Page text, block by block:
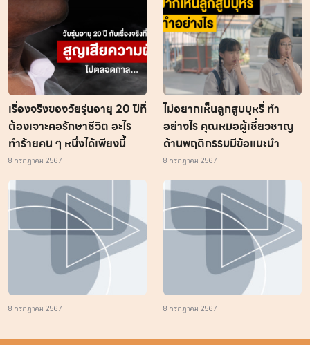
เรื่องจริงของวัยรุ่นอายุ 20 ปีที่
ต้องเจาะคอรักษาชีวิต อะไร
ทำร้ายคน ๆ หนึ่งได้เพียงนี้
8 กรกฎาคม 2567
ไม่อยากเห็นลูกสูบบุหรี่ ทำ
อย่างไร คุณหมอผู้เชี่ยวชาญ
ด้านพฤติกรรมมีข้อแนะนำ
8 กรกฎาคม 2567
8 กรกฎาคม 2567 8 กรกฎาคม 2567